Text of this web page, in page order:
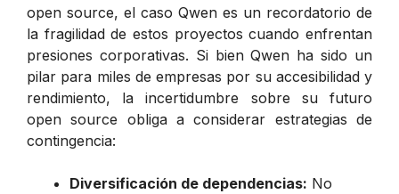
open source, el caso Qwen es un recordatorio de
la fragilidad de estos proyectos cuando enfrentan
presiones corporativas. Si bien Qwen ha sido un
pilar para miles de empresas por su accesibilidad y
rendimiento, la incertidumbre sobre su futuro
open source obliga a considerar estrategias de
contingencia:
Diversificación de dependencias: No